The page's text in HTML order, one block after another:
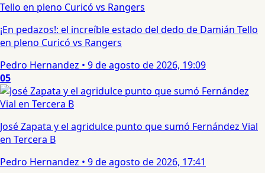
¡En pedazos!: el increíble estado del dedo de Damián Tello
en pleno Curicó vs Rangers
Pedro Hernandez • 9 de agosto de 2026, 19:09
05
José Zapata y el agridulce punto que sumó Fernández Vial
en Tercera B
Pedro Hernandez • 9 de agosto de 2026, 17:41